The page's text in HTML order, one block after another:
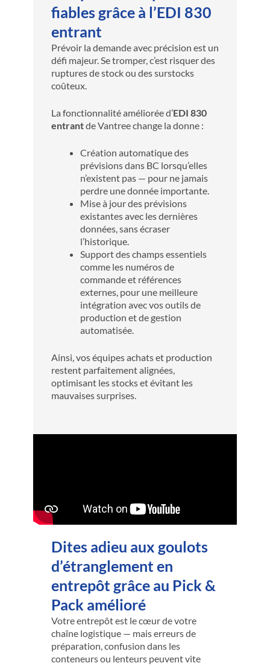
fiables grâce à l’EDI 830
entrant
Prévoir la demande avec précision est un
défi majeur. Se tromper, c’est risquer des
ruptures de stock ou des surstocks
coûteux.
La fonctionnalité améliorée d’EDI 830
entrantde Vantree change la donne :
Création automatique des
prévisions dans BC lorsqu’elles
n’existent pas — pour ne jamais
perdre une donnée importante.
Mise à jour des prévisions
existantes avec les dernières
données, sans écraser
l’historique.
Support des champs essentiels
comme les numéros de
commande et références
externes, pour une meilleure
intégration avec vos outils de
production et de gestion
automatisée.
Ainsi, vos équipes achats et production
restent parfaitement alignées,
optimisant les stocks et évitant les
mauvaises surprises.
Dites adieu aux goulots
d’étranglement en
entrepôt grâce au Pick &
Pack amélioré
Votre entrepôt est le cœur de votre
chaîne logistique — mais erreurs de
préparation, confusion dans les
conteneurs ou lenteurs peuvent vite